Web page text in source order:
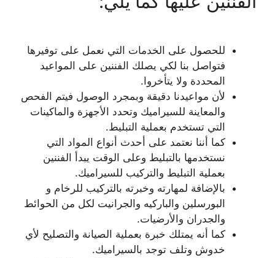
للحصول على الخدمات التي نعمل على توفيرها
فتواصل بنا لكي يصلك الفننين على المواعيد
المحددة ولا يتأخروا.
لأن مواعيدنا دقيقة وبمجرد الوصول فيتم الفحص
والمعاينة للسيراميك وتحدد الأجهزة والماكينات
التي تستخدم بعملية التبليط.
كما أننا نعتمد على أحدث أنواع المواد التي
نستخدمها بالتبليط وعلى الوقت يبدأ الفننين
بعملية التبليط والتركيب للسيراميك.
بالإضافة لمهارته وخبرته بالتركيب للرخام و
البورسلين والباركيه والجرانيت لكل من الحوائط
والجدران والأرضيات.
كما أنه يمتلك خبرة بعملية الصيانة والتصليح لأي
خدوش وتلف توجد بالسيراميك.